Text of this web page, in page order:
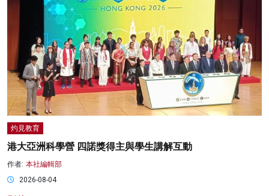
灼見教育
港大亞洲科學營 四諾獎得主與學生講解互動
作者: 本社編輯部
2026-08-04